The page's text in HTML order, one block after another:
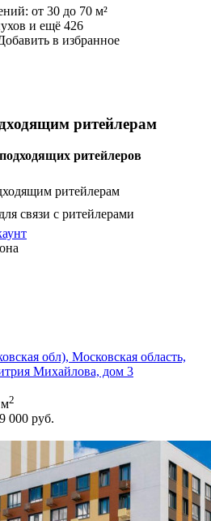
от 30 до 70 м²
и ещё 426
в избранное
ритейлерам
ритейлеров
ритейлерам
связи с ритейлерами
обл), Московская область,
Михайлова, дом 3
м2
000 руб.